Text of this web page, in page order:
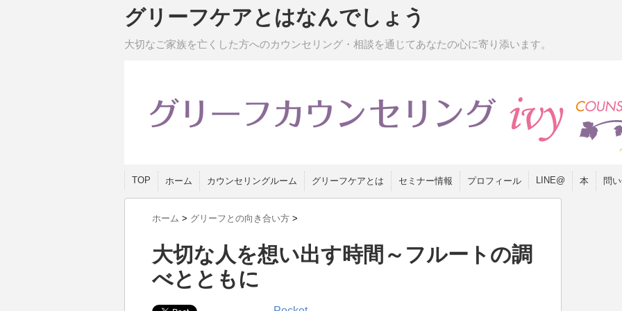
グリーフケアとはなんでしょう
大切なご家族を亡くした方へのカウンセリング・相談を通じてあなたの心に寄り添います。
TOP ホーム カウンセリングルーム グリーフケアとは セミナー情報 プロフィール LINE@ 本 問
ホーム > グリーフとの向き合い方 >
大切な人を想い出す時間～フルートの調
べとともに